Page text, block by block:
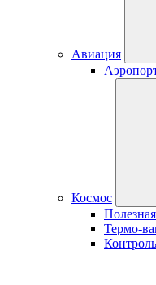
Авиация
Космос
Термо-